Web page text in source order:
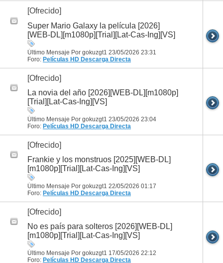
[Ofrecido]
Super Mario Galaxy la película [2026]
[WEB-DL][m1080p][Trial][Lat-Cas-Ing][VS]
Último Mensaje Por gokuzgt1 23/05/2026 23:31
Foro: Películas HD Descarga Directa
[Ofrecido]
La novia del año [2026][WEB-DL][m1080p]
[Trial][Lat-Cas-Ing][VS]
Último Mensaje Por gokuzgt1 23/05/2026 23:04
Foro: Películas HD Descarga Directa
[Ofrecido]
Frankie y los monstruos [2025][WEB-DL]
[m1080p][Trial][Lat-Cas-Ing][VS]
Último Mensaje Por gokuzgt1 22/05/2026 01:17
Foro: Películas HD Descarga Directa
[Ofrecido]
No es país para solteros [2026][WEB-DL]
[m1080p][Trial][Lat-Cas-Ing][VS]
Último Mensaje Por gokuzgt1 17/05/2026 22:12
Foro: Películas HD Descarga Directa